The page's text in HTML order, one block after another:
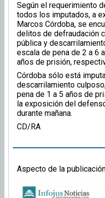
Según el requerimiento
todos los imputados, a
Marcos Córdoba, se
delitos de defraudación
pública y
escala de pena de 2 a 6
años de prisión,
Córdoba sólo está
descarrilamiento
pena de 1 a 5 años de
la exposición del
durante mañana.
CD/RA
Aspecto de la